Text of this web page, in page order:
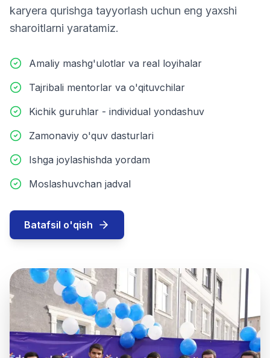
karyera qurishga tayyorlash uchun eng yaxshi
sharoitlarni yaratamiz.
Amaliy mashg'ulotlar va real loyihalar
Tajribali mentorlar va o'qituvchilar
Kichik guruhlar - individual yondashuv
Zamonaviy o'quv dasturlari
Ishga joylashishda yordam
Moslashuvchan jadval
Batafsil o'qish